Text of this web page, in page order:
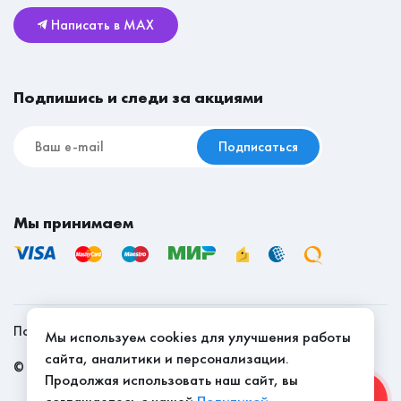
Высота
стоимость доставки за счет покупателя по тарифу
транспортной компании.
днях.
Подпишись и следи за акциями
Подписаться
Мы принимаем
Написать в MAX
Детские
Реставрационные материалы
Возврат и обмен
© 2026, Мебель Эконом - качество доступно
Политика конфиденциальности
Мы используем cookies для улучшения работы
сайта, аналитики и персонализации.
Продолжая использовать наш сайт, вы